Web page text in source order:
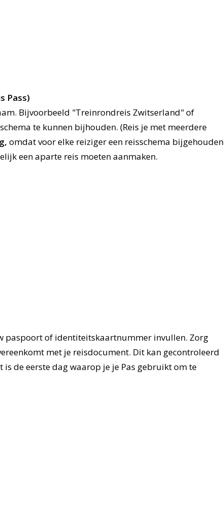
Pass)
Bijvoorbeeld "Treinrondreis Zwitserland" of
te kunnen bijhouden. (Reis je met meerdere
omdat voor elke reiziger een reisschema bijgehouden
een aparte reis moeten aanmaken.
paspoort of identiteitskaartnummer invullen. Zorg
met je reisdocument. Dit kan gecontroleerd
is de eerste dag waarop je je Pas gebruikt om te